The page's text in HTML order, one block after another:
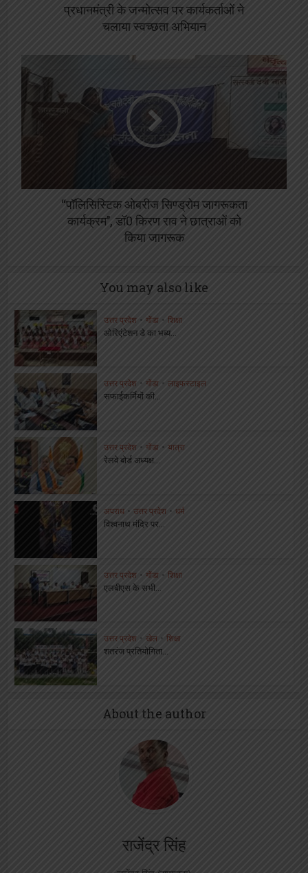
प्रधानमंत्री के जन्मोत्सव पर कार्यकर्ताओं ने
चलाया स्वच्छता अभियान
‘‘पॉलिसिस्टिक ओबरीज सिण्ड्रोम जागरूकता
कार्यक्रम’’, डॉ0 किरण राव ने छात्राओं को
किया जागरूक
You may also like
उत्तर प्रदेश • गोंडा • शिक्षा
ओरिएंटेशन डे का भब्य...
उत्तर प्रदेश • गोंडा • लाइफस्टाइल
सफाईकर्मियों की...
उत्तर प्रदेश • गोंडा • यात्रा
रेलवे बोर्ड अध्यक्ष...
अपराध • उत्तर प्रदेश • धर्म
विश्वनाथ मंदिर पर...
उत्तर प्रदेश • गोंडा शिक्षा
एलबीएस के सभी...
उत्तर प्रदेश खेल शिक्षा
शतरंज प्रतियोगिता...
About the author
राजेंद्र सिंह